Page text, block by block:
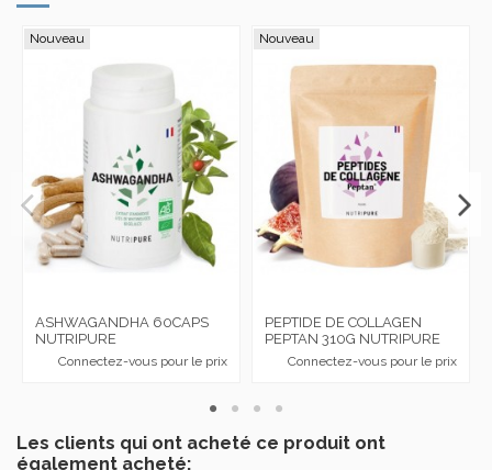
Nouveau
ASHWAGANDHA 60CAPS
NUTRIPURE
Connectez-vous pour le prix
Nouveau
PEPTIDE DE COLLAGEN
PEPTAN 310G NUTRIPURE
Connectez-vous pour le prix
Les clients qui ont acheté ce produit ont
également acheté: